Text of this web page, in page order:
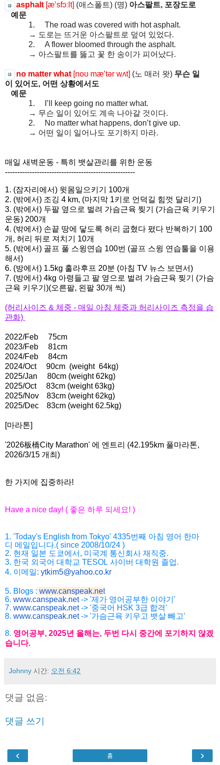
asphalt[æ’sfɔːlt] (애스폴트) (명) 아스팔트, 포장도로
예문
1.
The road was covered with hot asphalt.
→ 도로는 뜨거운 아스팔트로 덮여 있었다.
2.
A flower bloomed through the asphalt.
→ 아스팔트를 뚫고 꽃 한 송이가 피어났다.
no matter what [noʊ mæ’tər wʌt] (노 매러 왓) 무슨 일
이
있어도, 어떤 상황에서도
예문
1.
I’ll keep going no matter what.
→ 무슨 일이 있어도 계속 나아갈 것이다.
2.
No matter what happens, don’t give up.
→ 어떤 일이 일어나도 포기하지 마라.
매일 새벽운동 - 특히 뱃살관리를 위한 운동
-----------------------------------------------------
1. (잠자리에서) 윗몸일으키기 100개
2. (밖에서) 조깅 4 km, (마지막 1키로 언덕길 힘껏 달리기)
3. (밖에서) 두팔 옆으로 벌려 가슴근육 찢기 (가슴근육 키우기
운동) 200개
4. (밖에서) 손끝 땅에 닿도록 허리 굽혔다 폈다 반복하기 100
개, 허리 뒤로 져치기 10개
5. (밖에서) 골프 풀 스윙연습 100번 (골프 스윙 연습툴을 이용
해서)
6. (방에서) 1.5kg 훌라후프 20분 (아침 TV 뉴스 보면서)
7. (방에서) 4kg 아령들고 팔 옆으로 벌려 가슴근육 찢기 (가슴
근육 키우기)(오른팔, 왼팔 30개 씩)
(허리사이즈 & 체중 - 매일 아침 체중과 허리사이즈 측정을 습
관화)
2022/Feb
75cm
2023/Feb
81cm
2024/Feb
84cm
2024/Oct
90cm (weight 64kg)
2025/Jan 80cm (weight 62kg)
2025/Oct 83cm (weight 63kg)
2025/Nov 83cm (weight 62kg)
2025/Dec 83cm (weight 62.5kg)
[마라톤]
'2026板橋City Marathon' 에 엔트리 (42.195km 풀마라톤,
2026/3/15 개최)
한 가지에 집중하라!
Have a nice day! ( 좋은 하루 되세요! )
1. 'Today's English from Tokyo' 4335번째 아침 영어 한마
디 메일입니다.( since 2008/10/24 )
2. 현재 일본 도쿄에서 , 미국계 통신회사 재직중.
3. 한국 외국어 대학교 TESOL 사이버 대학원 졸업.
4. 이메일: ytkim5@yahoo.co.kr
5. Blogs : www.canspeak.net
6. www.canspeak.net-> '제가 영어공부한 이야기'
7. www.canspeak.net-> '중국어 HSK 3급 합격'
8. www.canspeak.net-> '가슴근육 키우고 뱃살 빼고'
8. 영어공부, 2025년 올해는, 두번 다시 중간에 포기하지 않겠
습니 다.
Johnny 시간: 오전 6:42
댓글 없음:
댓글 쓰기
‹ ›
홈